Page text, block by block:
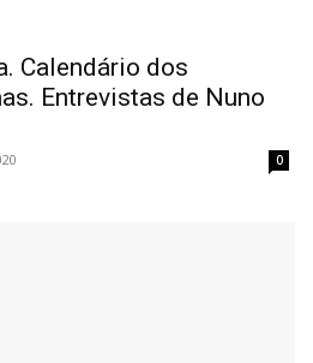
Calendário dos
Entrevistas de Nuno
0